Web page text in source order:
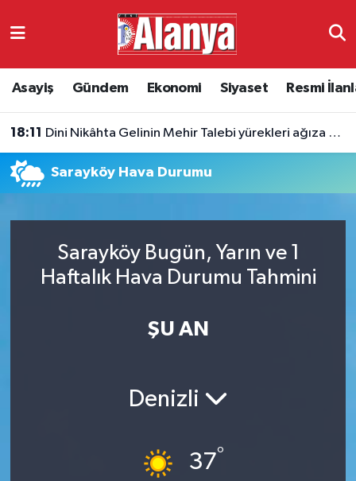
Asayiş Gündem Ekonomi Siyaset Resmi
18:11 Dini Nikâhta Gelinin Mehir Talebi yürekleri ağıza getirdi
Sarayköy Hava Durumu
Sarayköy Bugün, Yarın ve 1
Haftalık Hava Durumu Tahmini
ŞU AN
Denizli
37°
Ekonomi
Siyaset
Resmi İlanlar
Alanyaspor
Antalya Namaz Vakitleri
Antalya Trafik Yoğunluk Haritası
Süper Lig Puan Durumu ve Fikstür
Tüm Manşetler